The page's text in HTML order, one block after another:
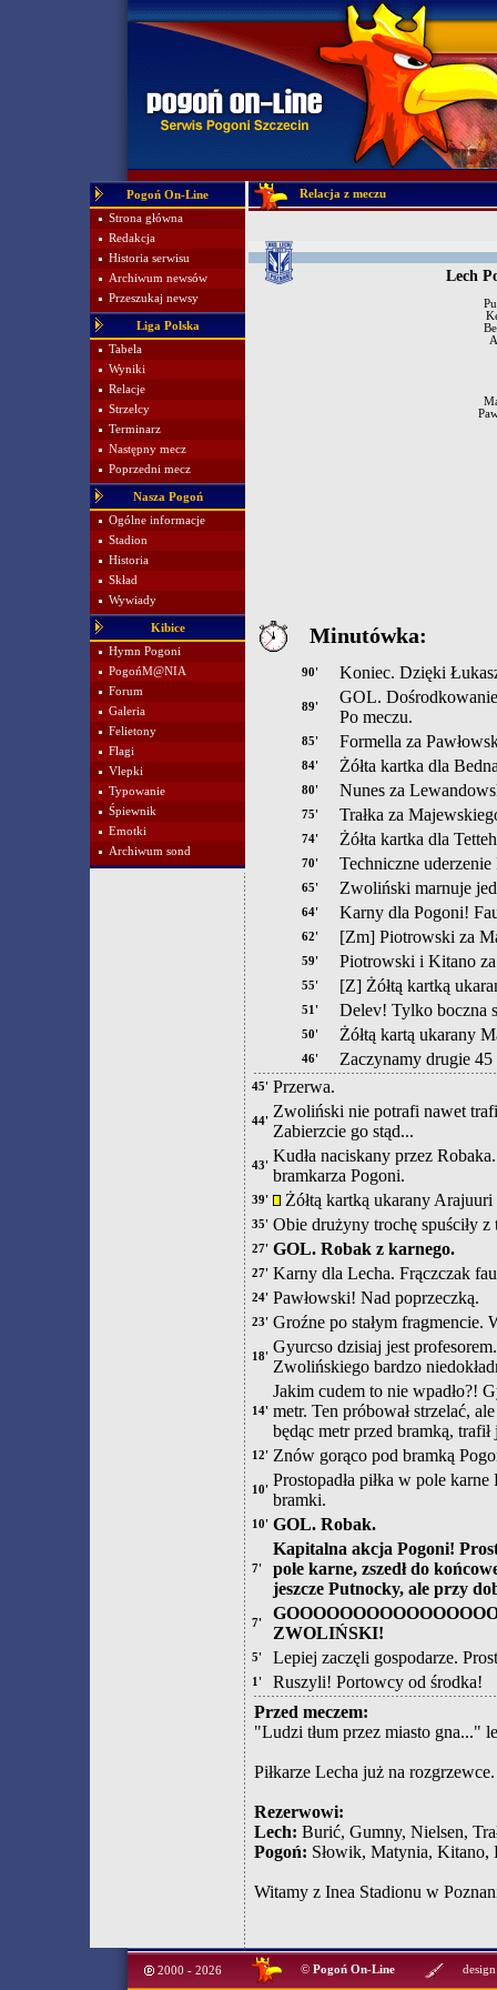
Pogoń On-Line
Strona główna
Redakcja
Historia serwisu
Archiwum newsów
Przeszukaj newsy
Liga Polska
Tabela
Wyniki
Relacje
Strzelcy
Terminarz
Następny mecz
Poprzedni mecz
Nasza Pogoń
Ogólne informacje
Stadion
Historia
Skład
Wywiady
Kibice
Hymn Pogoni
PogońM@NIA
Forum
Galeria
Felietony
Flagi
Vlepki
Typowanie
Śpiewnik
Emotki
Archiwum sond
Relacja z meczu
Lech
Minutówka:
90' Koniec. Dzięki
89'
GOL.
Po meczu.
85' Formella za
84' Żółta kartka dla
80' Nunes za
75' Trałka za
74' Żółta kartka dla
70' Techniczne
65' Zwoliński marnuje
64' Karny dla Pogoni!
62' [Zm] Piotrowski za
59' Piotrowski i Kitano
55' [Z] Żółtą kartką
51' Delev! Tylko boczna
50' Żółtą kartą ukarany
46' Zaczynamy drugie 45
45' Przerwa.
44'
Zwoliński nie potrafi nawet
Zabierzcie go stąd...
43'
Kudła naciskany przez
bramkarza Pogoni.
39' Żółtą kartką ukarany Arajuuri
35' Obie drużyny trochę spuściły
27' GOL. Robak z karnego.
27' Karny dla Lecha. Frączczak
24' Pawłowski! Nad poprzeczką.
23' Groźne po stałym fragmencie.
18'
Gyurcso dzisiaj jest
Zwolińskiego bardzo
14'
Jakim cudem to nie wpadło?!
metr. Ten próbował strzelać,
będąc metr przed bramką,
12' Znów gorąco pod bramką
10'
Prostopadła piłka w pole
bramki.
10' GOL. Robak.
7'
Kapitalna akcja Pogoni!
pole karne, zszedł do
jeszcze Putnocky, ale przy
7'
ZWOLIŃSKI!
5' Lepiej zaczęli gospodarze.
1'
Ruszyli! Portowcy od środka!
Przed meczem:
"Ludzi tłum przez miasto gna..."
Piłkarze Lecha już na
Rezerwowi:
Lech: Burić, Gumny, Nielsen,
Pogoń: Słowik, Matynia,
Witamy z Inea Stadionu w
2000 - 2026 © Pogoń On-Line